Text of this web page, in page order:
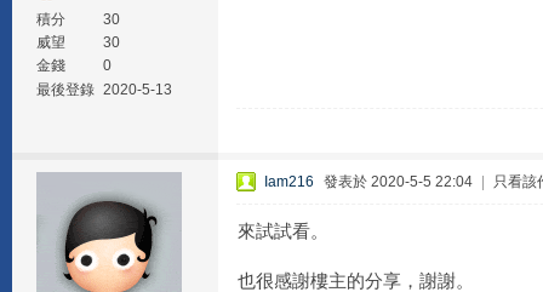
積分
30
威望
30
金錢
0
最後登錄 2020-5-13
Iam216 發表於 2020-5-5 22:04 只看該
來試試看。
也很感謝樓主的分享，謝謝。